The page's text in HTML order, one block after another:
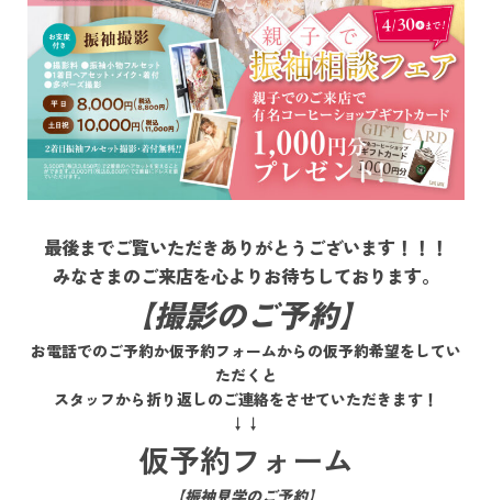
最後までご覧いただきありがとうございます！！！
みなさまのご来店を心よりお待ちしております。
【撮影のご予約】
お電話でのご予約か仮予約フォームからの仮予約希望をしてい
ただくと
スタッフから折り返しのご連絡をさせていただきます！
↓↓
仮予約フォーム
【振袖見学のご予約】